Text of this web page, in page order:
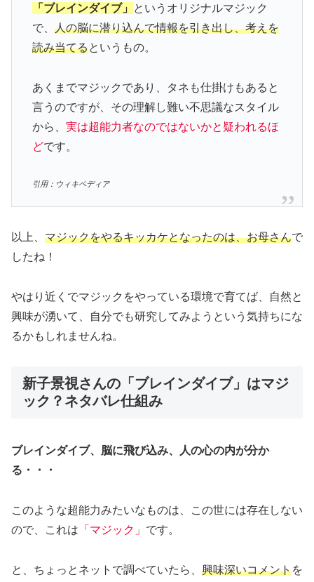
「ブレインダイブ」
というオリジナルマジック
で、 人の脳に潜り込んで情報を引き出し、考えを
読み当てるというもの。
あくまでマジックであり、タネも仕掛けもあると
言うのですが、その理解し難い不思議なスタイル
から、 実は超能力者なのではないかと疑われるほ
どです。
引用：ウィキペディア
以上、 マジックをやるキッカケとなったのは、お母さんで
したね！
やはり近くでマジックをやっている環境で育てば、自然と
興味が湧いて、自分でも研究してみようという気持ちにな
るかもしれませんね。
新子景視さんの「ブレインダイブ」はマジ
ック？ネタバレ仕組み
ブレインダイブ、脳に飛び込み、人の心の内が分か
る・・・
このような超能力みたいなものは、この世には存在しない
ので、これは 「マジック」 です。
と、ちょっとネットで調べていたら、 興味深いコメントを